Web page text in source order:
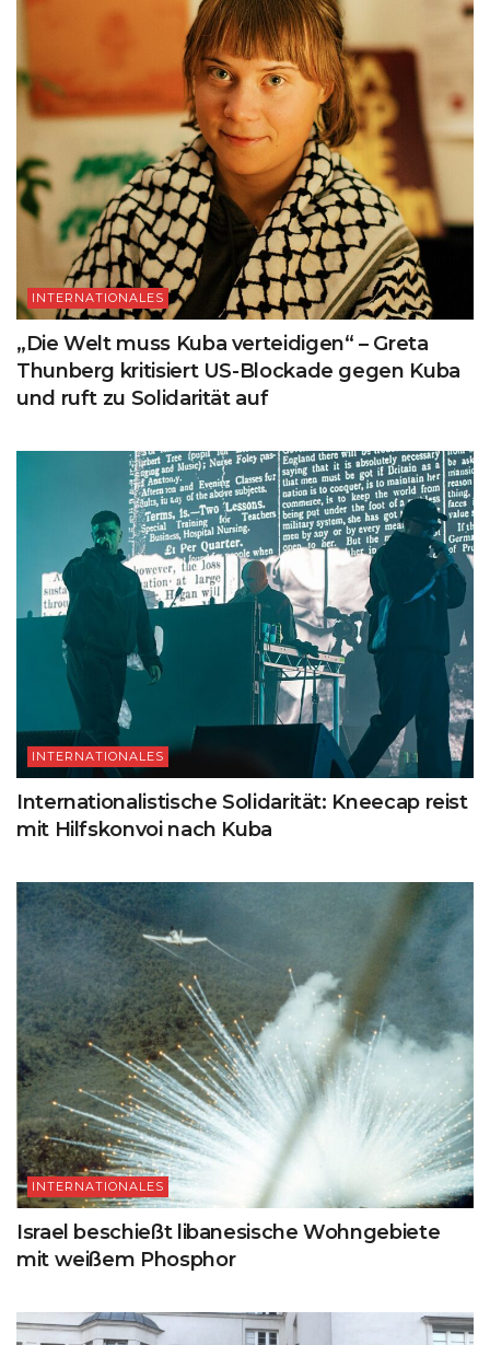
INTERNATIONALES
„Die Welt muss Kuba verteidigen“ – Greta
Thunberg kritisiert US-Blockade gegen Kuba
und ruft zu Solidarität auf
INTERNATIONALES
Internationalistische Solidarität: Kneecap reist
mit Hilfskonvoi nach Kuba
INTERNATIONALES
Israel beschießt libanesische Wohngebiete
mit weißem Phosphor